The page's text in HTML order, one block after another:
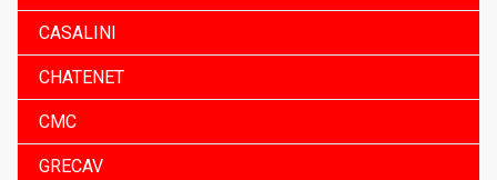
CASALINI
CHATENET
CMC
GRECAV